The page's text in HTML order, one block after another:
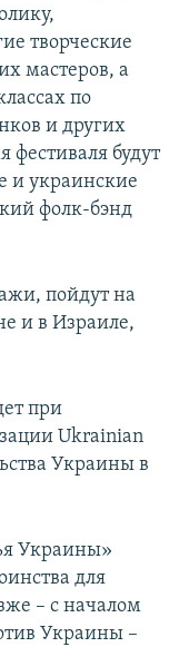
творческие
мастеров, а
по
и других
будут
и украинские
фолк-бэнд
пойдут на
и в Израиле,
при
Ukrainian
Украины в
Украины»
для
– с началом
Украины –